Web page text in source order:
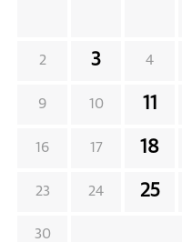
2 3 4
9 10 11
16 17 18
23 24 25
30